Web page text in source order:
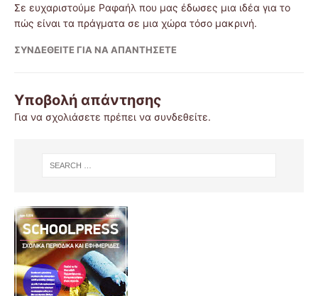
Σε ευχαριστούμε Ραφαήλ που μας έδωσες μια ιδέα για το
πώς είναι τα πράγματα σε μια χώρα τόσο μακρινή.
ΣΥΝΔΕΘΕΊΤΕ ΓΙΑ ΝΑ ΑΠΑΝΤΉΣΕΤΕ
Υποβολή απάντησης
Για να σχολιάσετε πρέπει να συνδεθείτε.